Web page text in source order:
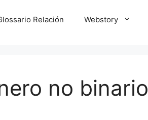
Relación Webstory
no binario